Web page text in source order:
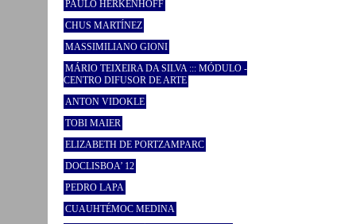
PAULO HERKENHOFF
CHUS MARTÍNEZ
MASSIMILIANO GIONI
MÁRIO TEIXEIRA DA SILVA ::: MÓDULO -
CENTRO DIFUSOR DE ARTE
ANTON VIDOKLE
TOBI MAIER
ELIZABETH DE PORTZAMPARC
DOCLISBOA’ 12
PEDRO LAPA
CUAUHTÉMOC MEDINA